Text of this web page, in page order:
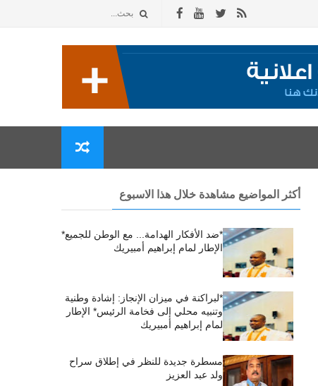
أكثر المواضيع مشاهدة خلال هذا الاسبوع
*ضد الأفكار الهدامة... مع الوطن للجميع*
الإطار لمام إبراهيم أمبيريك
*لبراكنة في ميزان الإنجاز: إشادة وطنية
وتنبيه محلي إلى فخامة الرئيس* الإطار
لمام إبراهيم أمبيريك
مسطرة جديدة للنظر في إطلاق سراح
ولد عبد العزيز